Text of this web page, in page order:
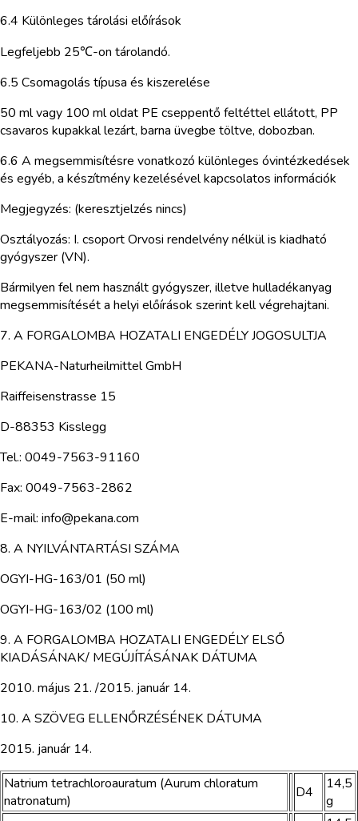
6.4 Különleges tárolási előírások
Legfeljebb 25℃-on tárolandó.
6.5 Csomagolás típusa és kiszerelése
50 ml vagy 100 ml oldat PE cseppentő feltéttel ellátott, PP
csavaros kupakkal lezárt, barna üvegbe töltve, dobozban.
6.6 A megsemmisítésre vonatkozó különleges óvintézkedések
és egyéb, a készítmény kezelésével kapcsolatos információk
Megjegyzés: (keresztjelzés nincs)
Osztályozás: I. csoport Orvosi rendelvény nélkül is kiadható
gyógyszer (VN).
Bármilyen fel nem használt gyógyszer, illetve hulladékanyag
megsemmisítését a helyi előírások szerint kell végrehajtani.
7. A FORGALOMBA HOZATALI ENGEDÉLY JOGOSULTJA
PEKANA-Naturheilmittel GmbH
Raiffeisenstrasse 15
D-88353 Kisslegg
Tel.: 0049-7563-91160
Fax: 0049-7563-2862
E-mail: info@pekana.com
8. A NYILVÁNTARTÁSI SZÁMA
OGYI-HG-163/01 (50 ml)
OGYI-HG-163/02 (100 ml)
9. A FORGALOMBA HOZATALI ENGEDÉLY ELSŐ
KIADÁSÁNAK/ MEGÚJÍTÁSÁNAK DÁTUMA
2010. május 21. /2015. január 14.
10. A SZÖVEG ELLENŐRZÉSÉNEK DÁTUMA
2015. január 14.
Natrium tetrachloroauratum (Aurum chloratum
natronatum)
D4
14,5
g